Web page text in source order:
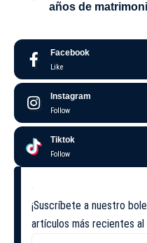
años de
Facebook
Like
Instagram
Follow
Tiktok
Follow
¡Suscríbete a nuestro
artículos más recientes